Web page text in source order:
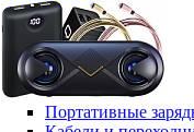
Портативные